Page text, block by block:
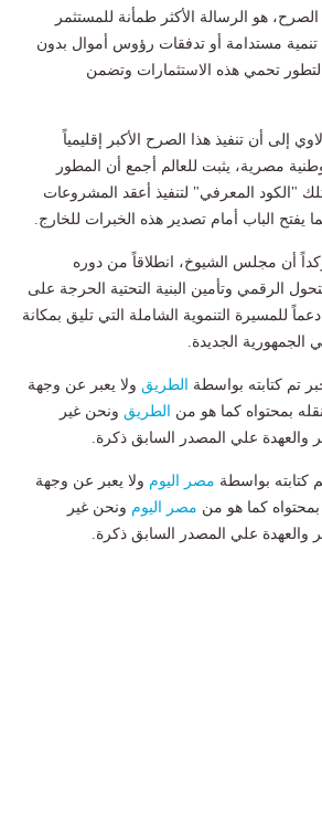
هو الرسالة الأكثر طمأنة للمستثمر
تنمية مستدامة أو تدفقات رؤوس أموال بدون
تحمي هذه الاستثمارات وتضمن
إلى أن تنفيذ هذا الصرح الأكبر إقليمياً
مصرية، يثبت للعالم أجمع أن المطور
"الكود المعرفي" لتنفيذ أعقد المشروعات
يفتح الباب أمام تصدير هذه الخبرات للخارج.
أن مجلس الشيوخ، انطلاقاً من دوره
الرقمي وتأمين البنية التحتية الحرجة على
للمسيرة التنموية الشاملة التي تليق بمكانة
الجمهورية الجديدة.
تم كتابته بواسطة الطريق ولا يعبر عن وجهة
بمحتواه كما هو من الطريق ونحن غير
والعهدة علي المصدر السابق ذكرة.
كتابته بواسطة مصر اليوم ولا يعبر عن وجهة
بمحتواه كما هو من مصر اليوم ونحن غير
والعهدة علي المصدر السابق ذكرة.